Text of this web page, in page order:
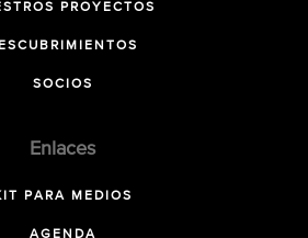
PROYECTOS
SOCIOS
Enlaces
PARA MEDIOS
AGENDA